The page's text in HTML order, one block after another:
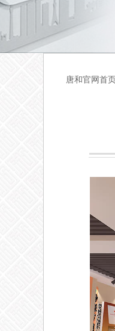
唐和官网首页